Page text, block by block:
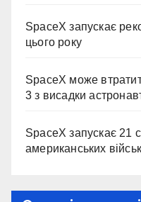
SpaceX запускає
цього року
SpaceX може
3 з висадки
SpaceX запускає 21
американських